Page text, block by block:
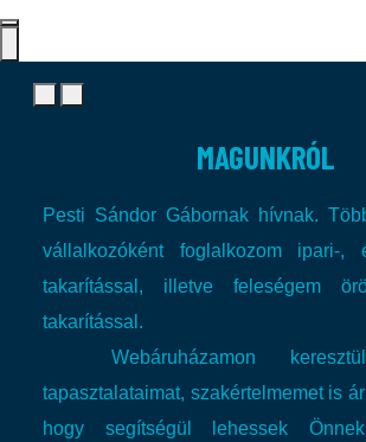
MAGUNKRÓL
Pesti Sándor Gábornak hívnak.
vállalkozóként foglalkozom ipari-,
takarítással, illetve feleségem
takarítással.
Webáruházamon
tapasztalataimat, szakértelmemet is
hogy segítségül lehessek